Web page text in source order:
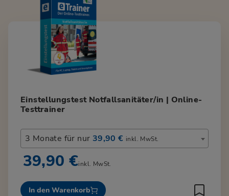
Einstellungstest Notfallsanitäter/in | Online-
Testtrainer
3 Monate für nur 39,90 € inkl. MwSt.
39,90 €inkl. MwSt.
In den Warenkorb